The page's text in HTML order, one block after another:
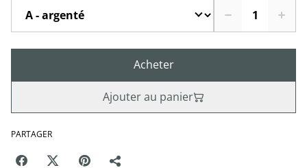
Acheter
Ajouter au panier
PARTAGER